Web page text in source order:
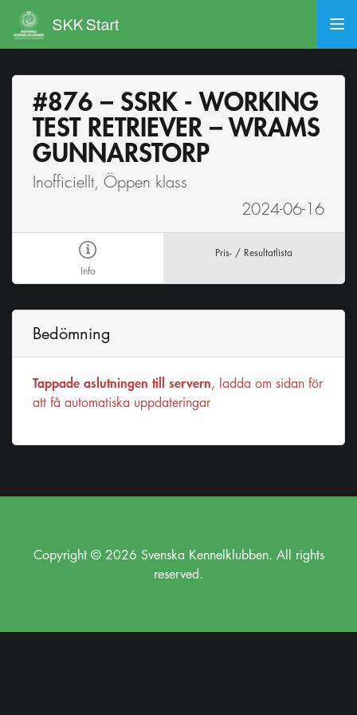
#876 – SSRK - WORKING
TEST RETRIEVER – WRAMS
GUNNARSTORP
Inofficiellt, Öppen klass
2024-06-16
Info
Pris- / Resultatlista
Bedömning
Tappade aslutningen till servern, ladda om sidan för
att få automatiska uppdateringar
Copyright © 2026 Svenska Kennelklubben. All rights
reserved.